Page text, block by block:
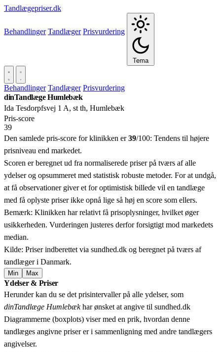
Tandlægepriser.dk
Behandlinger Tandlæger Prisvurdering
Tema
Behandlinger Tandlæger Prisvurdering
dinTandlæge Humlebæk
Ida Tesdorpfsvej 1 A, st th, Humlebæk
Pris‑score
39
Den samlede pris-score for klinikken er39/100: Tendens til højere
prisniveau end markedet.
Scoren er beregnet ud fra normaliserede priser på tværs af alle
ydelser og opsummeret med statistisk robuste metoder. For at undgå,
at få observationer giver et for optimistisk billede vil en tandlæge
med få oplyste priser ikke opnå lige så høj en score som ellers.
Bemærk: Klinikken har relativt få prisoplysninger, hvilket øger
usikkerheden. Vurderingen justeres derfor forsigtigt mod markedets
median.
Kilde: Priser indberettet via sundhed.dk og beregnet på tværs af
tandlæger i Danmark.
Min Max
+
−
Ydelser & Priser
Herunder kan du se det prisintervaller på alle ydelser, som
dinTandlæge Humlebækhar ønsket at angive til sundhed.dk
Diagrammerne (boxplots) viser med en prik, hvordan denne
tandlæges angivne priser er i sammenligning med andre tandlægers
angivelser.